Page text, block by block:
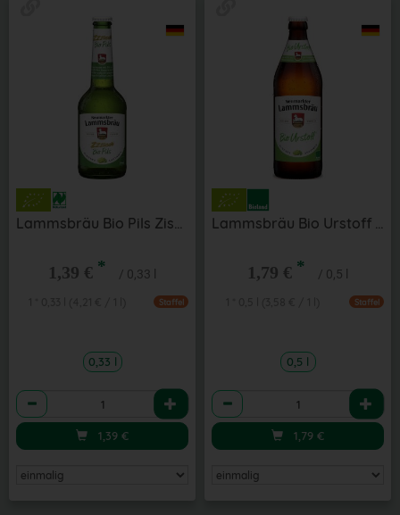
Lammsbräu Bio Pils Zisch 0,33 l
1,39 € * / 0,33 l
Staffel
0,33 l
Anzahl
1,39 €
Lammsbräu Bio Urstoff 0,5 l
1,79 € * / 0,5 l
Staffel
0,5 l
Anzahl
1,79 €